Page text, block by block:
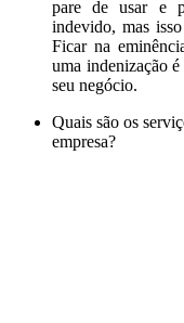
pare de usar e
indevido, mas
Ficar na
uma indenização
seu negócio.
Quais são os
empresa?